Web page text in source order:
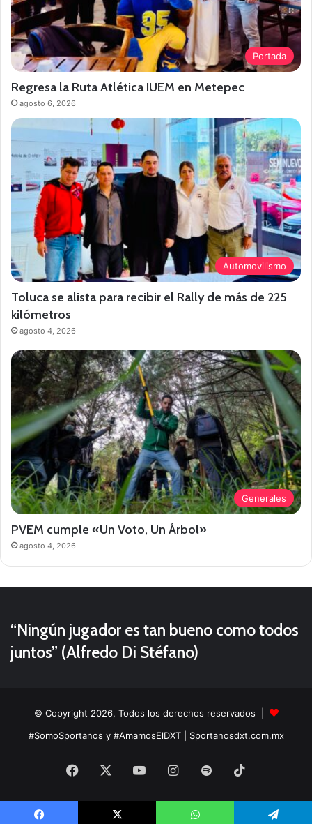
Portada
Regresa la Ruta Atlética IUEM en Metepec
agosto 6, 2026
Automovilismo
Toluca se alista para recibir el Rally de más de 225
kilómetros
agosto 4, 2026
Generales
PVEM cumple «Un Voto, Un Árbol»
agosto 4, 2026
“Ningún jugador es tan bueno como todos
juntos” (Alfredo Di Stéfano)
© Copyright 2026, Todos los derechos reservados |
#SomoSportanos y #AmamosElDXT| Sportanosdxt.com.mx
Facebook YouTubeInstagram
Spotify